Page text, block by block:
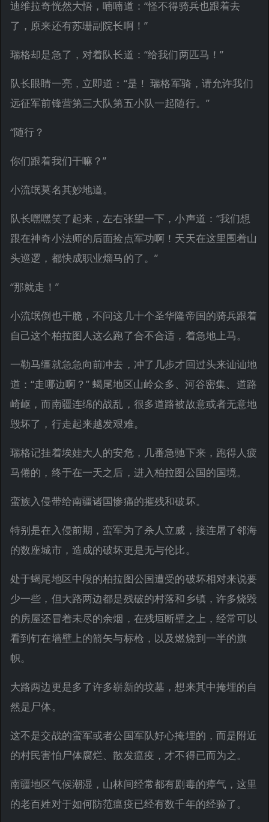
迪维拉奇恍然大悟，喃喃道：“怪不得骑兵也跟着去
了，原来还有苏珊副院长啊！”
瑞格却是急了，对着队长道：“给我们两匹马！”
队长眼睛一亮，立即道：“是！ 瑞格军骑，请允许我们
远征军前锋营第三大队第五小队一起随行。”
“随行？
你们跟着我们干嘛？”
小流氓莫名其妙地道。
队长嘿嘿笑了起来，左右张望一下，小声道：“我们想
跟在神奇小法师的后面捡点军功啊！天天在这里围着山
头巡逻，都快成职业熘马的了。”
“那就走！”
小流氓倒也干脆，不问这几十个圣华隆帝国的骑兵跟着
自己这个柏拉图人这么跑了合不合适，着急地上马。
一勒马缰就急急向前冲去，冲了几步才回过头来讪讪地
道：“走哪边啊？” 蝎尾地区山岭众多、河谷密集、道路
崎岖，而南疆连绵的战乱，很多道路被故意或者无意地
毁坏了，行走起来越发艰难。
瑞格记挂着埃娃大人的安危，几番急驰下来，跑得人疲
马倦的，终于在一天之后，进入柏拉图公国的国境。
蛮族入侵带给南疆诸国惨痛的摧残和破坏。
特别是在入侵前期，蛮军为了杀人立威，接连屠了邻海
的数座城市，造成的破坏更是无与伦比。
处于蝎尾地区中段的柏拉图公国遭受的破坏相对来说要
少一些，但大路两边都是残破的村落和乡镇，许多烧毁
的房屋还冒着未尽的余烟，在残垣断壁之上，经常可以
看到钉在墙壁上的箭矢与标枪，以及燃烧到一半的旗
帜。
大路两边更是多了许多崭新的坟墓，想来其中掩埋的自
然是尸体。
这不是交战的蛮军或者公国军队好心掩埋的，而是附近
的村民害怕尸体腐烂、散发瘟疫，才不得已而为之。
南疆地区气候潮湿，山林间经常都有剧毒的瘴气，这里
的老百姓对于如何防范瘟疫已经有数千年的经验了。